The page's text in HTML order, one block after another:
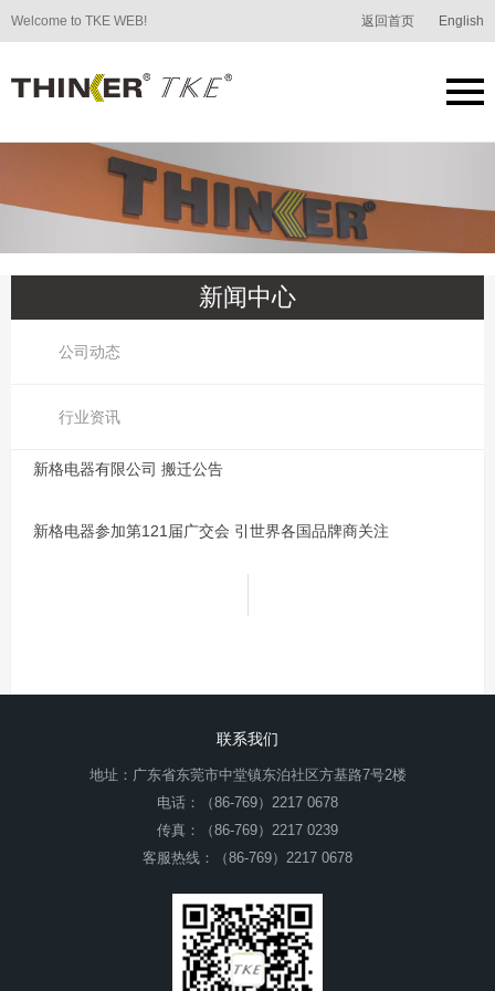
Welcome to TKE WEB! 返回首页 English
新闻中心
公司动态
行业资讯
新格电器有限公司 搬迁公告
新格电器参加第121届广交会 引世界各国品牌商关注
联系我们
地址：广东省东莞市中堂镇东泊社区方基路7号2楼
电话：（86-769）2217 0678
传真：（86-769）2217 0239
客服热线：（86-769）2217 0678